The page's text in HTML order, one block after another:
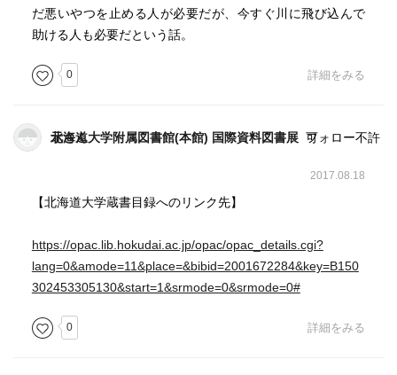
だ悪いやつを止める人が必要だが、今すぐ川に飛び込んで
助ける人も必要だという話。
0 詳細をみる
北海道大学附属図書館(本館) 国際資料図書展示さん フォロー不許可
2017.08.18
【北海道大学蔵書目録へのリンク先】
https://opac.lib.hokudai.ac.jp/opac/opac_details.cgi?
lang=0&amode=11&place=&bibid=2001672284&key=B150
302453305130&start=1&srmode=0&srmode=0#
0 詳細をみる